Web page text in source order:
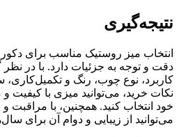
نتیجه‌گیری
انتخاب میز روستیک مناسب برای
دقت و توجه به جزئیات دارد. با در نظر
کاربرد، نوع چوب، رنگ و
نکات خرید، می‌توانید میزی با کیفیت
خود انتخاب کنید. همچنین، با مراقبت
می‌توانید از زیبایی و دوام آن برای